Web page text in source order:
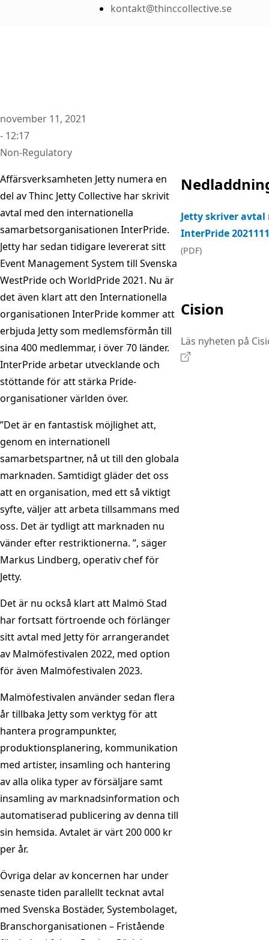
kontakt@thinccollective.se
november 11, 2021
- 12:17
Non-Regulatory
Affärsverksamheten Jetty numera en
del av Thinc Jetty Collective har skrivit
avtal med den internationella
samarbetsorganisationen InterPride.
Jetty har sedan tidigare levererat sitt
Event Management System till Svenska
WestPride och WorldPride 2021. Nu är
det även klart att den Internationella
organisationen InterPride kommer att
erbjuda Jetty som medlemsförmån till
sina 400 medlemmar, i över 70 länder.
InterPride arbetar utvecklande och
stöttande för att stärka Pride-
organisationer världen över.
”Det är en fantastisk möjlighet att,
genom en internationell
samarbetspartner, nå ut till den globala
marknaden. Samtidigt gläder det oss
att en organisation, med ett så viktigt
syfte, väljer att arbeta tillsammans med
oss. Det är tydligt att marknaden nu
vänder efter restriktionerna. ”, säger
Markus Lindberg, operativ chef för
Jetty.
Det är nu också klart att Malmö Stad
har fortsatt förtroende och förlänger
sitt avtal med Jetty för arrangerandet
av Malmöfestivalen 2022, med option
för även Malmöfestivalen 2023.
Malmöfestivalen använder sedan flera
år tillbaka Jetty som verktyg för att
hantera programpunkter,
produktionsplanering, kommunikation
med artister, insamling och hantering
av alla olika typer av försäljare samt
insamling av marknadsinformation och
automatiserad publicering av denna till
sin hemsida. Avtalet är värt 200 000 kr
per år.
Övriga delar av koncernen har under
senaste tiden parallellt tecknat avtal
med Svenska Bostäder, Systembolaget,
Branschorganisationen – Fristående
Jetty skriver avtal
InterPride
(PDF)
Cision
Läs nyheten på